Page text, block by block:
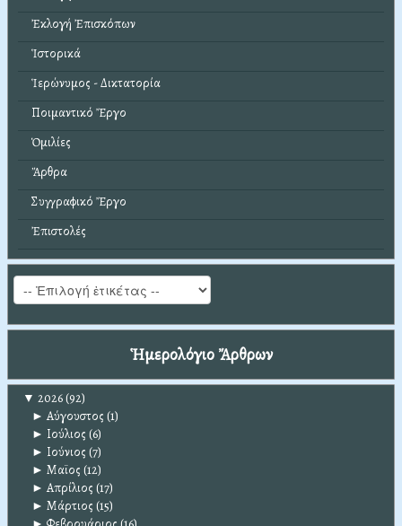
Ἐκλογή Ἐπισκόπων
Ἱστορικά
Ἱερώνυμος - Δικτατορία
Ποιμαντικό Ἔργο
Ὁμιλίες
Ἄρθρα
Συγγραφικό Ἔργο
Ἐπιστολές
Ἡμερολόγιο Ἄρθρων
▼ 2026(92)
► Αύγουστος (1)
► Ιούλιος (6)
► Ιούνιος (7)
► Μαϊος (12)
► Απρίλιος (17)
► Μάρτιος (15)